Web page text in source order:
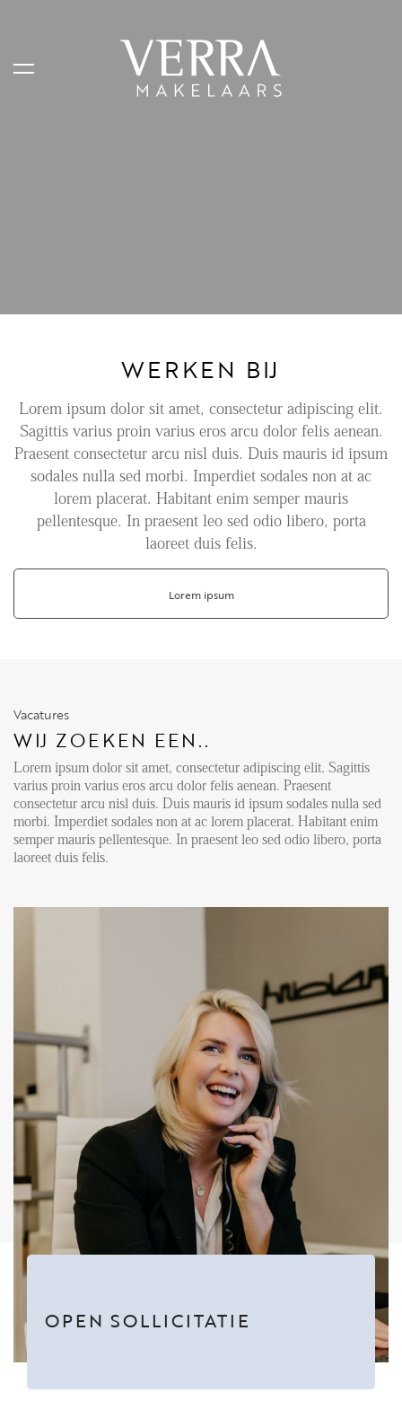
WERKEN BIJ
Lorem ipsum dolor sit amet, consectetur adipiscing elit.
Sagittis varius proin varius eros arcu dolor felis aenean.
Praesent consectetur arcu nisl duis. Duis mauris id ipsum
sodales nulla sed morbi. Imperdiet sodales non at ac
lorem placerat. Habitant enim semper mauris
pellentesque. In praesent leo sed odio libero, porta
laoreet duis felis.
Lorem ipsum
Vacatures
WIJ ZOEKEN EEN..
Lorem ipsum dolor sit amet, consectetur adipiscing elit. Sagittis
varius proin varius eros arcu dolor felis aenean. Praesent
consectetur arcu nisl duis. Duis mauris id ipsum sodales nulla sed
morbi. Imperdiet sodales non at ac lorem placerat. Habitant enim
semper mauris pellentesque. In praesent leo sed odio libero, porta
laoreet duis felis.
OPEN SOLLICITATIE
DIENSTEN
Aanhuur
Aankoop
Beheer
Verhuur
Verkoop
LOCAL LIFE
OVER ONS
FAQ
Reviews
Werken bij
CONTACT
Rotterdam